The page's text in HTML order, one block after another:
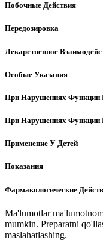
Побочные Действия
Передозировка
Лекарственное
Особые Указания
При Нарушениях Функции
При Нарушениях Функции
Применение У Детей
Показания
Фармакологические
Ma'lumotlar
mumkin. Preparatni
maslahatlashing.